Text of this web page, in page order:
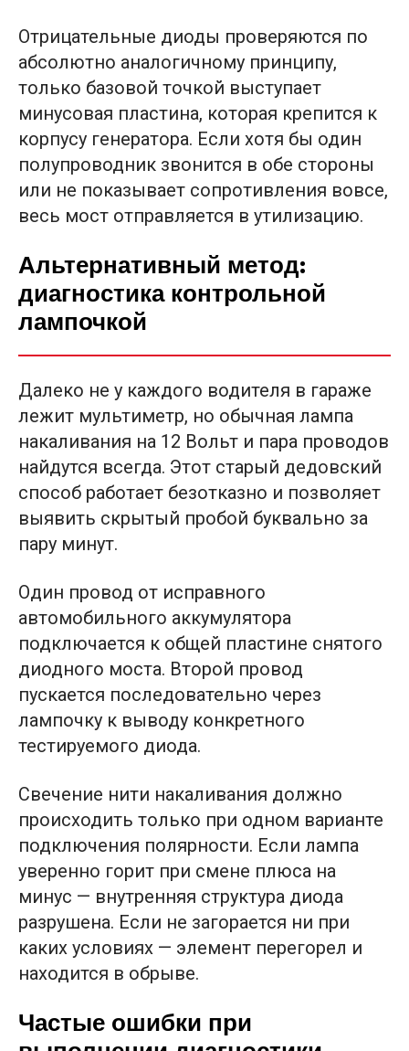
Отрицательные диоды проверяются по
абсолютно аналогичному принципу,
только базовой точкой выступает
минусовая пластина, которая крепится к
корпусу генератора. Если хотя бы один
полупроводник звонится в обе стороны
или не показывает сопротивления вовсе,
весь мост отправляется в утилизацию.
Альтернативный метод:
диагностика контрольной
лампочкой
Далеко не у каждого водителя в гараже
лежит мультиметр, но обычная лампа
накаливания на 12 Вольт и пара проводов
найдутся всегда. Этот старый дедовский
способ работает безотказно и позволяет
выявить скрытый пробой буквально за
пару минут.
Один провод от исправного
автомобильного аккумулятора
подключается к общей пластине снятого
диодного моста. Второй провод
пускается последовательно через
лампочку к выводу конкретного
тестируемого диода.
Свечение нити накаливания должно
происходить только при одном варианте
подключения полярности. Если лампа
уверенно горит при смене плюса на
минус — внутренняя структура диода
разрушена. Если не загорается ни при
каких условиях — элемент перегорел и
находится в обрыве.
Частые ошибки при